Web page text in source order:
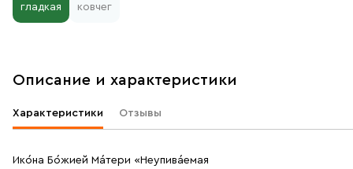
гладкая ковчег
Описание и характеристики
Характеристики Отзывы
Ико́на Бо́жией Ма́тери «Неупива́емая